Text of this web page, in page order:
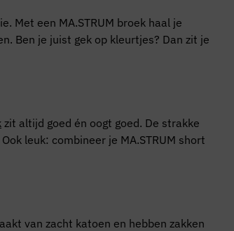
Met een MA.STRUM broek haal je
Ben je juist gek op kleurtjes? Dan zit je
zit altijd goed én oogt goed. De strakke
leuk: combineer je MA.STRUM short
van zacht katoen en hebben zakken